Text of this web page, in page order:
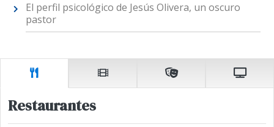
El perfil psicológico de Jesús Olivera, un oscuro
pastor
Restaurantes